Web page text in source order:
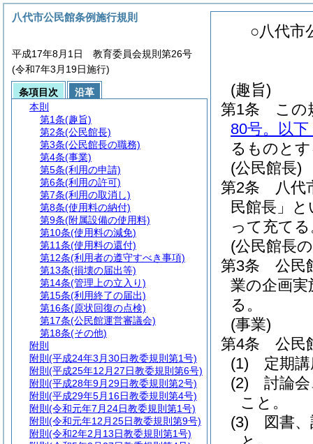
○八代市
(趣旨)
第1条
この
80号。以
るものと
(公民館長)
第2条
八代
民館長」と
って充て
(公民館長
第3条
公民
業の企画
る。
(事業)
第4条
公民
(1)
定期
(2)
討論
こと。
(3)
図書
八代市公民館条例施行規則
平成17年8月1日 教育委員会規則第26号
(令和7年3月19日施行)
条項目次
沿革
本則
第1条(趣旨)
第2条(公民館長)
第3条(公民館長の職務)
第4条(事業)
第5条(利用の申請)
第6条(利用の許可)
第7条(利用の取消し)
第8条(使用料の納付)
第9条(附属設備の使用料)
第10条(使用料の減免)
第11条(使用料の還付)
第12条(利用者の遵守すべき事項)
第13条(損壊の届出等)
第14条(管理上の立入り)
第15条(利用終了の届出)
第16条(原状回復の点検)
第17条(公民館運営審議会)
第18条(その他)
附則
附則 (平成24年3月30日教委規則第1号)
附則 (平成25年12月27日教委規則第6号)
附則 (平成28年9月29日教委規則第2号)
附則 (平成29年5月16日教委規則第4号)
附則 (令和元年7月24日教委規則第1号)
附則 (令和元年12月25日教委規則第9号)
附則 (令和2年2月13日教委規則第1号)